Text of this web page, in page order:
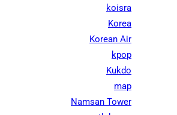
koisra
Korea
Korean Air
kpop
Kukdo
map
Namsan Tower